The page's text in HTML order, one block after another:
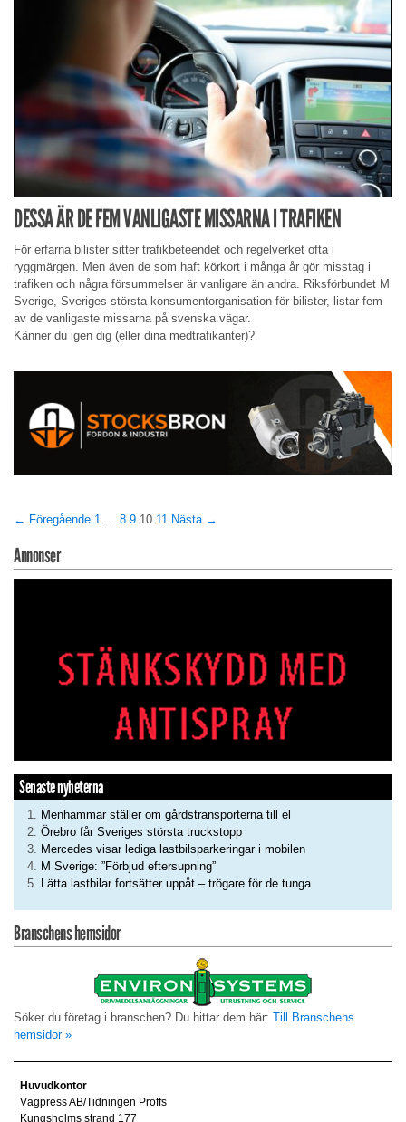
DESSA ÄR DE FEM VANLIGASTE MISSARNA I TRAFIKEN
För erfarna bilister sitter trafikbeteendet och regelverket ofta i
ryggmärgen. Men även de som haft körkort i många år gör misstag i
trafiken och några försummelser är vanligare än andra. Riksförbundet M
Sverige, Sveriges största konsumentorganisation för bilister, listar fem
av de vanligaste missarna på svenska vägar.
Känner du igen dig (eller dina medtrafikanter)?
← Föregående 1 … 8 9 10 11 Nästa →
Annonser
Senaste nyheterna
Menhammar ställer om gårdstransporterna till el
Örebro får Sveriges största truckstopp
Mercedes visar lediga lastbilsparkeringar i mobilen
M Sverige: ”Förbjud eftersupning”
Lätta lastbilar fortsätter uppåt – trögare för de tunga
Branschens hemsidor
Söker du företag i branschen? Du hittar dem här: Till Branschens
hemsidor »
Huvudkontor
Vägpress AB/Tidningen Proffs
Kungsholms strand 177